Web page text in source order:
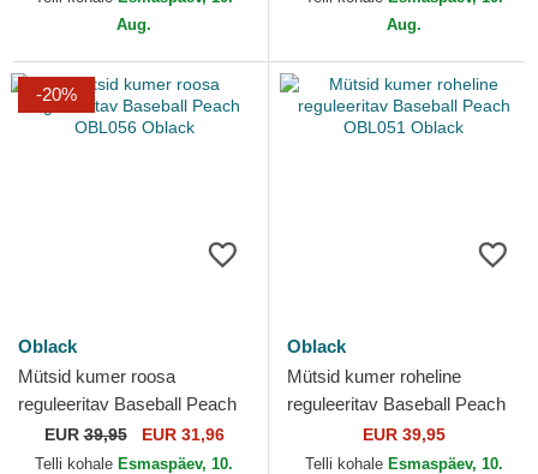
Aug.
Aug.
-20%
Oblack
Mütsid kumer roosa
reguleeritav Baseball Peach
OBL056 Oblack
EUR39,95 EUR 31,96
Telli kohale Esmaspäev, 10.
Oblack
Mütsid kumer roheline
reguleeritav Baseball Peach
OBL051 Oblack
EUR 39,95
Telli kohale Esmaspäev, 10.